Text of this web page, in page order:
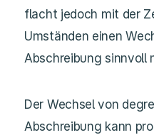
flacht jedoch mit der
Umständen einen
Abschreibung sinnvoll
Der Wechsel von
Abschreibung kann